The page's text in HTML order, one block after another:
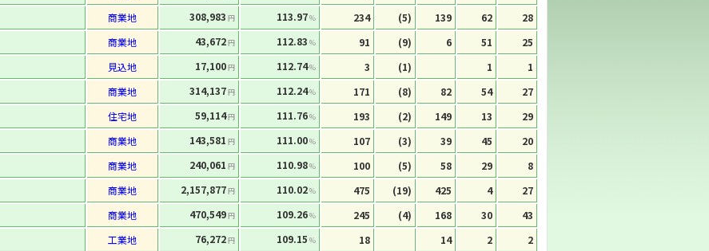
商業地 308,983 円 113.97% 234 (5) 139 62 28
商業地 43,672円 112.83 % 91 (9) 6 51 25
見込地 17,100円 112.74% 3 (1) 1 1
商業地 314,137円 112.24% 171 (8) 82 54 27
住宅地 59,114円 111.76% 193 (2) 149 13 29
商業地 143,581 円 111.00% 107 (3) 39 45 20
商業地 240,061 円 110.98% 100 (5) 58 29 8
商業地 2,157,877円 110.02% 475 (19) 425 4 27
商業地 470,549円 109.26% 245 (4) 168 30 43
工業地 76,272円 109.15 % 18 14 2 2